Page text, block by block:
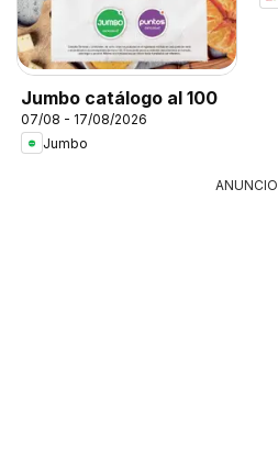
Jumbo catálogo al 100
07/08 - 17/08/2026
Jumbo
ANUNCIO